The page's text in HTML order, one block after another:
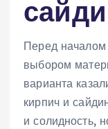
Перед началом
выбором
варианта
кирпич и
и солидность,